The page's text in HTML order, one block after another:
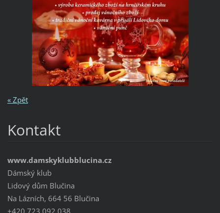
« Zpět
Kontakt
www.damskyklubblucina.cz
Dámský klub
Lidový dům Blučina
Na Lázních, 664 56 Blučina
+420 723 092 038